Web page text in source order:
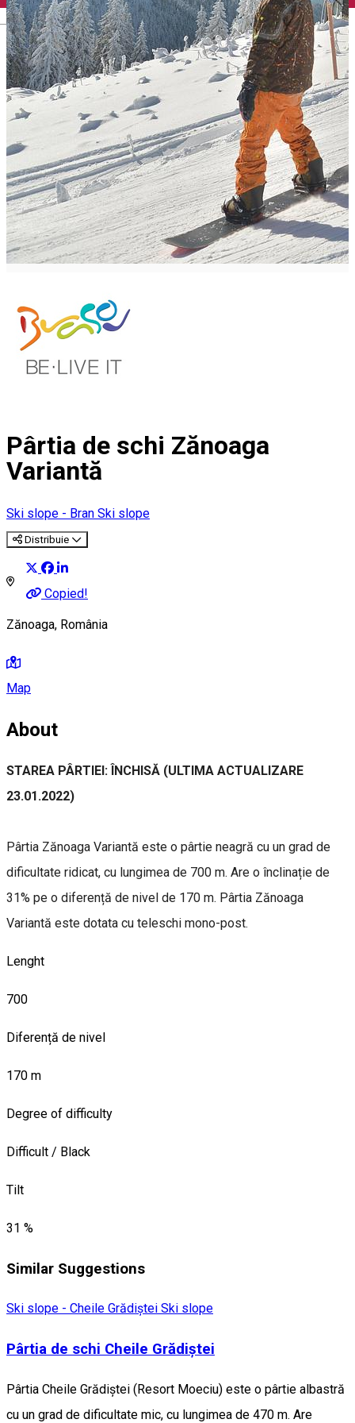
English
Pârtia de schi Zănoaga
Variantă
Ski slope - Bran Ski slope
Distribuie
Copied!
Zănoaga, România
Map
About
STAREA PÂRTIEI: ÎNCHISĂ (ULTIMA ACTUALIZARE
23.01.2022)
Pârtia Zănoaga Variantă este o pârtie neagră cu un grad de
dificultate ridicat, cu lungimea de 700 m. Are o înclinație de
31% pe o diferență de nivel de 170 m. Pârtia Zănoaga
Variantă este dotata cu teleschi mono-post.
Lenght
700
Diferență de nivel
170 m
Degree of difficulty
Difficult / Black
Tilt
31 %
Similar Suggestions
Ski slope - Cheile Grădiștei Ski slope
Pârtia de schi Cheile Grădiștei
Pârtia Cheile Grădiștei (Resort Moeciu) este o pârtie albastră
cu un grad de dificultate mic, cu lungimea de 470 m. Are